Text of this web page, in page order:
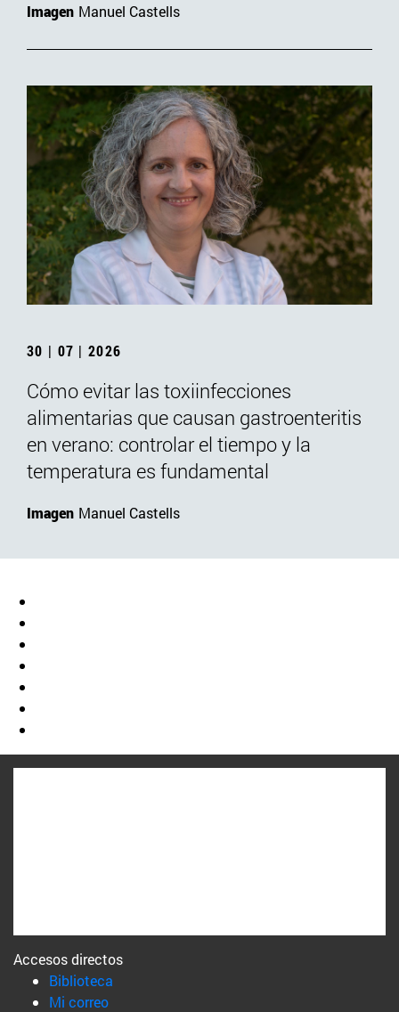
Imagen Manuel Castells
30 | 07 | 2026
Cómo evitar las toxiinfecciones
alimentarias que causan gastroenteritis
en verano: controlar el tiempo y la
temperatura es fundamental
Imagen Manuel Castells
Accesos directos
Biblioteca
Mi correo(abre en nueva ventana)